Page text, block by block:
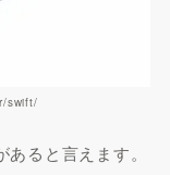
swift/
ると言えます。